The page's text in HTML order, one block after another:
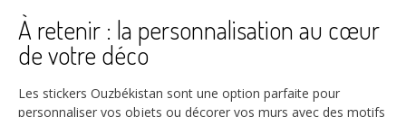
À retenir : la personnalisation au cœur
de votre déco
Les stickers Ouzbékistan sont une option parfaite pour
personnaliser vos objets ou décorer vos murs avec des motifs